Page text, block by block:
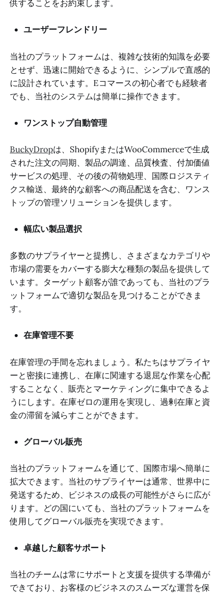
供することをお約束します。
ユーザーフレンドリー
当社のプラットフォームは、複雑な技術的知識を必要
とせず、迅速に開始できるように、シンプルで直感的
に設計されています。Eコマースの初心者でも経験者
でも、当社のシステムは簡単に操作できます。
ワンストップ自動管理
BuckyDropは、ShopifyまたはWooCommerceで生成
された注文の同期、製品の調達、品質検査、付加価値
サービスの処理、その後の荷物処理、国際ロジスティ
クス輸送、最終的な顧客への商品配送を含む、ワンス
トップの管理ソリューションを提供します。
幅広い製品選択
多数のサプライヤーと提携し、さまざまなカテゴリや
市場の需要をカバーする膨大な種類の製品を提供して
います。ターゲット顧客が誰であっても、当社のプラ
ットフォームで適切な製品を見つけることができま
す。
在庫管理不要
在庫管理の手間を忘れましょう。私たちはサプライヤ
ーと密接に連携し、在庫に関連する退屈な作業を心配
することなく、販売とマーケティングに集中できるよ
うにします。在庫ゼロの運用を実現し、過剰在庫と資
金の滞留を減らすことができます。
グローバル販売
当社のプラットフォームを通じて、国際市場へ簡単に
拡大できます。当社のサプライヤーは通常、世界中に
発送するため、ビジネスの成長の可能性がさらに広が
ります。どの国にいても、当社のプラットフォームを
使用してグローバル販売を実現できます。
卓越した顧客サポート
当社のチームは常にサポートと支援を提供する準備が
できており、お客様のビジネスのスムーズな運営を保